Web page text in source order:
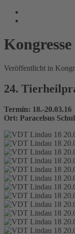
Kongresse
Veröffentlicht in
24.
Termin: 18.-20.03.16
Ort: Paracelsus